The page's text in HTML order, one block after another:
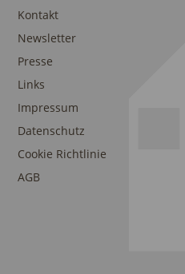
Kontakt
Newsletter
Presse
Links
Impressum
Datenschutz
Cookie Richtlinie
AGB